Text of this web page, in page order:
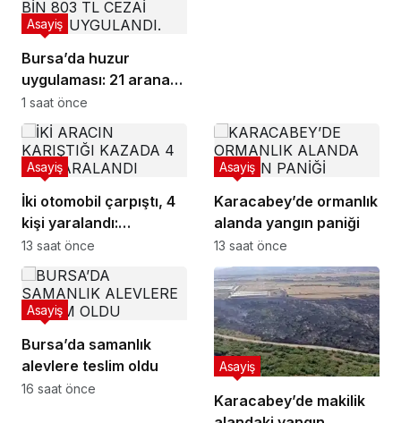
Bursa’da huzur
uygulaması: 21 aranan
şahıs yakalandı, 388
bin TL ceza kesildi
Asayiş
1 saat önce
İki otomobil çarpıştı, 4
kişi yaralandı:
Motosikletli çift
kazadan kıl payı
kurtuldu
Asayiş
13 saat önce
Karacabey’de ormanlık
alanda yangın paniği
Asayiş
13 saat önce
Bursa’da samanlık
alevlere teslim oldu
Asayiş
16 saat önce
Karacabey’de makilik
Asayiş